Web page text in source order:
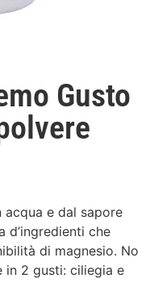
Gusto
acqua e dal sapore
d’ingredienti che
di magnesio. No
in 2 gusti: ciliegia e